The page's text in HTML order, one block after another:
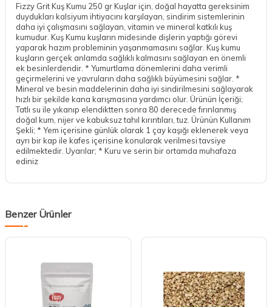
Fizzy Grit Kuş Kumu 250 gr Kuşlar için, doğal hayatta gereksinim
duydukları kalsiyum ihtiyacını karşılayan, sindirim sistemlerinin
daha iyi çalışmasını sağlayan, vitamin ve mineral katkılı kuş
kumudur. Kuş Kumu kuşların midesinde dişlerin yaptığı görevi
yaparak hazım probleminin yaşanmamasını sağlar. Kuş kumu
kuşların gerçek anlamda sağlıklı kalmasını sağlayan en önemli
ek besinlerdendir. * Yumurtlama dönemlerini daha verimli
geçirmelerini ve yavruların daha sağlıklı büyümesini sağlar. *
Mineral ve besin maddelerinin daha iyi sindirilmesini sağlayarak
hızlı bir şekilde kana karışmasına yardımcı olur. Ürünün İçeriği;
Tatlı su ile yıkanıp elendiktten sonra 80 derecede fırınlanmış
doğal kum, nijer ve kabuksuz tahıl kırıntıları, tuz. Ürünün Kullanım
Şekli; * Yem içerisine günlük olarak 1 çay kaşığı eklenerek veya
ayrı bir kap ile kafes içerisine konularak verilmesi tavsiye
edilmektedir. Uyarılar; * Kuru ve serin bir ortamda muhafaza
ediniz
Benzer Ürünler